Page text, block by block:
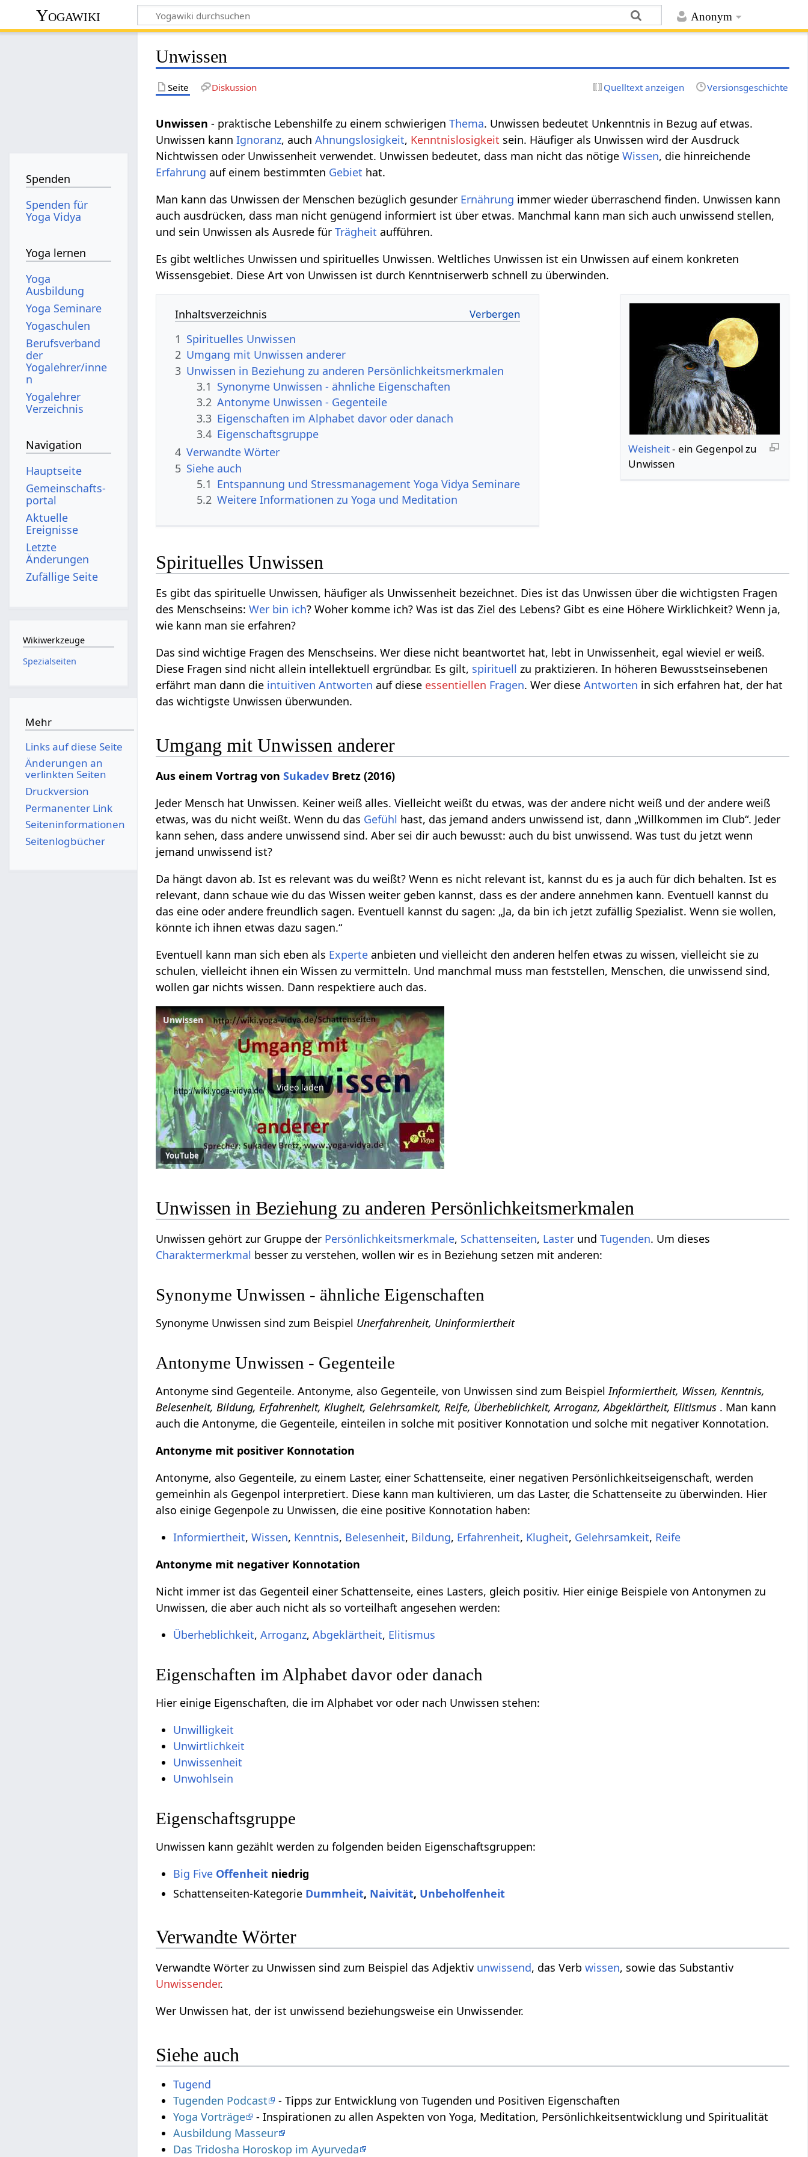
Anonym
Yogawiki
Unwissen
Seite Diskussion Quelltext anzeigen Versionsgeschichte
Unwissen- praktische Lebenshilfe zu einem schwierigenThema. Unwissen bedeutet Unkenntnis in Bezug auf etwas.
Unwissen kannIgnoranz, auchAhnungslosigkeit, Kenntnislosigkeit sein. Häufiger als Unwissen wird der Ausdruck
Nichtwissen oder Unwissenheit verwendet. Unwissen bedeutet, dass man nicht das nötigeWissen, die hinreichende
Erfahrung auf einem bestimmten Gebiet hat.
Man kann das Unwissen der Menschen bezüglich gesunder Ernährung immer wieder überraschend finden. Unwissen kann
auch ausdrücken, dass man nicht genügend informiert ist über etwas. Manchmal kann man sich auch unwissend stellen,
und sein Unwissen als Ausrede fürTrägheit aufführen.
Es gibt weltliches Unwissen und spirituelles Unwissen. Weltliches Unwissen ist ein Unwissen auf einem konkreten
Wissensgebiet. Diese Art von Unwissen ist durch Kenntniserwerb schnell zu überwinden.
Weisheit- ein Gegenpol zu
Unwissen
Inhaltsverzeichnis
1 Spirituelles Unwissen
2 Umgang mit Unwissen anderer
3 Unwissen in Beziehung zu anderen Persönlichkeitsmerkmalen
3.1 Synonyme Unwissen - ähnliche Eigenschaften
3.2 Antonyme Unwissen - Gegenteile
3.3 Eigenschaften im Alphabet davor oder danach
3.4 Eigenschaftsgruppe
4 Verwandte Wörter
5 Siehe auch
5.1 Entspannung und Stressmanagement Yoga Vidya Seminare
5.2 Weitere Informationen zu Yoga und Meditation
Spirituelles Unwissen
Es gibt das spirituelle Unwissen, häufiger als Unwissenheit bezeichnet. Dies ist das Unwissen über die wichtigsten Fragen
des Menschseins:Wer bin ich? Woher komme ich? Was ist das Ziel des Lebens? Gibt es eine Höhere Wirklichkeit? Wenn ja,
wie kann man sie erfahren?
Das sind wichtige Fragen des Menschseins. Wer diese nicht beantwortet hat, lebt in Unwissenheit, egal wieviel er weiß.
Diese Fragen sind nicht allein intellektuell ergründbar. Es gilt, spirituell zu praktizieren. In höheren Bewusstseinsebenen
erfährt man dann die intuitiven Antworten auf diese essentiellen Fragen. Wer dieseAntworten in sich erfahren hat, der hat
das wichtigste Unwissen überwunden.
Umgang mit Unwissen anderer
Aus einem Vortrag vonSukadev Bretz (2016)
Jeder Mensch hat Unwissen. Keiner weiß alles. Vielleicht weißt du etwas, was der andere nicht weiß und der andere weiß
etwas, was du nicht weißt. Wenn du das Gefühl hast, das jemand anders unwissend ist, dann „Willkommen im Club“. Jeder
kann sehen, dass andere unwissend sind. Aber sei dir auch bewusst: auch du bist unwissend. Was tust du jetzt wenn
jemand unwissend ist?
Da hängt davon ab. Ist es relevant was du weißt? Wenn es nicht relevant ist, kannst du es ja auch für dich behalten. Ist es
relevant, dann schaue wie du das Wissen weiter geben kannst, dass es der andere annehmen kann. Eventuell kannst du
das eine oder andere freundlich sagen. Eventuell kannst du sagen: „Ja, da bin ich jetzt zufällig Spezialist. Wenn sie wollen,
könnte ich ihnen etwas dazu sagen.“
Eventuell kann man sich eben als Experte anbieten und vielleicht den anderen helfen etwas zu wissen, vielleicht sie zu
schulen, vielleicht ihnen ein Wissen zu vermitteln. Und manchmal muss man feststellen, Menschen, die unwissend sind,
wollen gar nichts wissen. Dann respektiere auch das.
Unwissen
Video laden
YouTube
Unwissen in Beziehung zu anderen Persönlichkeitsmerkmalen
Unwissen gehört zur Gruppe der Persönlichkeitsmerkmale, Schattenseiten, Laster undTugenden. Um dieses
Charaktermerkmal besser zu verstehen, wollen wir es in Beziehung setzen mit anderen:
Synonyme Unwissen - ähnliche Eigenschaften
Synonyme Unwissen sind zum Beispiel Unerfahrenheit, Uninformiertheit
Antonyme Unwissen - Gegenteile
Antonyme sind Gegenteile. Antonyme, also Gegenteile, von Unwissen sind zum BeispielInformiertheit, Wissen, Kenntnis,
Belesenheit, Bildung, Erfahrenheit, Klugheit, Gelehrsamkeit, Reife, Überheblichkeit, Arroganz, Abgeklärtheit, Elitismus . Man kann
auch die Antonyme, die Gegenteile, einteilen in solche mit positiver Konnotation und solche mit negativer Konnotation.
Antonyme mit positiver Konnotation
Antonyme, also Gegenteile, zu einem Laster, einer Schattenseite, einer negativen Persönlichkeitseigenschaft, werden
gemeinhin als Gegenpol interpretiert. Diese kann man kultivieren, um das Laster, die Schattenseite zu überwinden. Hier
also einige Gegenpole zu Unwissen, die eine positive Konnotation haben:
Informiertheit,Wissen, Kenntnis, Belesenheit, Bildung, Erfahrenheit, Klugheit, Gelehrsamkeit, Reife
Antonyme mit negativer Konnotation
Nicht immer ist das Gegenteil einer Schattenseite, eines Lasters, gleich positiv. Hier einige Beispiele von Antonymen zu
Unwissen, die aber auch nicht als so vorteilhaft angesehen werden:
Überheblichkeit,Arroganz,Abgeklärtheit, Elitismus
Eigenschaften im Alphabet davor oder danach
Hier einige Eigenschaften, die im Alphabet vor oder nach Unwissen stehen:
Unwilligkeit
Unwirtlichkeit
Unwissenheit
Unwohlsein
Eigenschaftsgruppe
Unwissen kann gezählt werden zu folgenden beiden Eigenschaftsgruppen:
Big Five Offenheit niedrig
Schattenseiten-Kategorie Dummheit, Naivität, Unbeholfenheit
Verwandte Wörter
Verwandte Wörter zu Unwissen sind zum Beispiel das Adjektiv unwissend, das Verbwissen, sowie das Substantiv
Unwissender.
Wer Unwissen hat, der ist unwissend beziehungsweise ein Unwissender.
Siehe auch
Tugend
Tugenden Podcast
- Tipps zur Entwicklung von Tugenden und Positiven Eigenschaften
Yoga Vorträge
- Inspirationen zu allen Aspekten von Yoga, Meditation, Persönlichkeitsentwicklung und Spiritualität
Ausbildung Masseur
Das Tridosha Horoskop im Ayurveda
Spenden
Spenden für
Yoga Vidya
Yoga lernen
Yoga
Ausbildung
Yoga Seminare
Yogaschulen
Berufsverband
der
Yogalehrer/inne
n
Yogalehrer
Verzeichnis
Navigation
Hauptseite
Gemeinschafts­
portal
Aktuelle
Ereignisse
Letzte
Änderungen
Zufällige Seite
Wikiwerkzeuge
Spezialseiten
Mehr
Links auf diese Seite
Änderungen an
verlinkten Seiten
Druckversion
Permanenter Link
Seiten­­informationen
Seitenlogbücher